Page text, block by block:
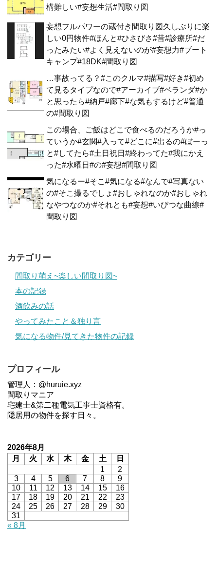
構難しい#妄想生活#間取り図
妄想フルパワーの蔵付き間取り図久しぶりに楽
しい0円物件#ほんと#ひさびさ#昔#診療所#だ
ったみたい#よく見えないのが#妄想力#ブート
キャンプ#18DK#間取り図
…事故ってる？#このクルマ#描写#好き#初め
て見るタイプなので#アーカイブ#ベランダ#か
と思ったら#納戸#廊下#な気もするけど#普通
の#間取り図
この場合、ご飯はどこで食べるのだろうか#っ
ていうか#玄関#入って#どこに#出るの#ぼーっ
と#してたら#土日祝日#終わってた#我にかえ
った#水曜日#の#妄想#間取り図
気になるー#そこ#気になる#なんで#写真ない
の#そこ撮るでしょ#おしゃれなのか#おしゃれ
なやつなのか#それとも#妄想#いびつな曲線#
間取り図
カテゴリー
間取り萌え~楽しい間取り図~
本の記録
酒飲みの話
やってみたこと＆独り言
気になる物件/見てきた物件の記録
プロフィール
管理人：@huruie.xyz
間取りマニア
宅建士&第二種電気工事士資格有。
隠居用の物件を探す日々。
2026年8月
月
火 水 木 金 土
日
1
2
3
4 5 6 7 8
9
10
11 12 13 14 15
16
17
18 19 20 21 22
23
24
25 26 27 28 29
30
31
« 8月